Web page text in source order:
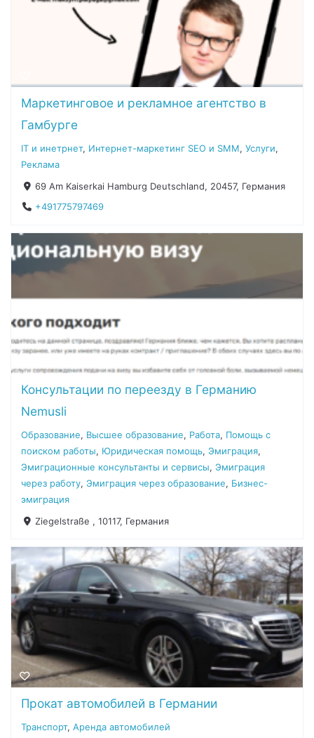
Маркетинговое и рекламное агентство в
Гамбурге
IT и инетрнет, Интернет-маркетинг SEO и SMM,Услуги,
Реклама
69 Am Kaiserkai Hamburg Deutschland, 20457, Германия
+491775797469
Консультации по переезду в Германию
Nemusli
Образование, Высшее образование, Работа, Помощь с
поиском работы, Юридическая помощь,Эмиграция,
Эмиграционные консультанты и сервисы,Эмиграция
через работу,Эмиграция через образование, Бизнес-
эмиграция
Ziegelstraße , 10117, Германия
Прокат автомобилей в Германии
Транспорт,Аренда автомобилей